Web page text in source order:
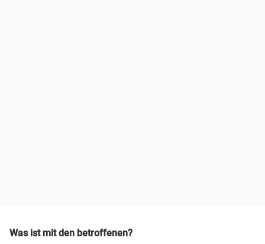
Was ist mit den betroffenen?